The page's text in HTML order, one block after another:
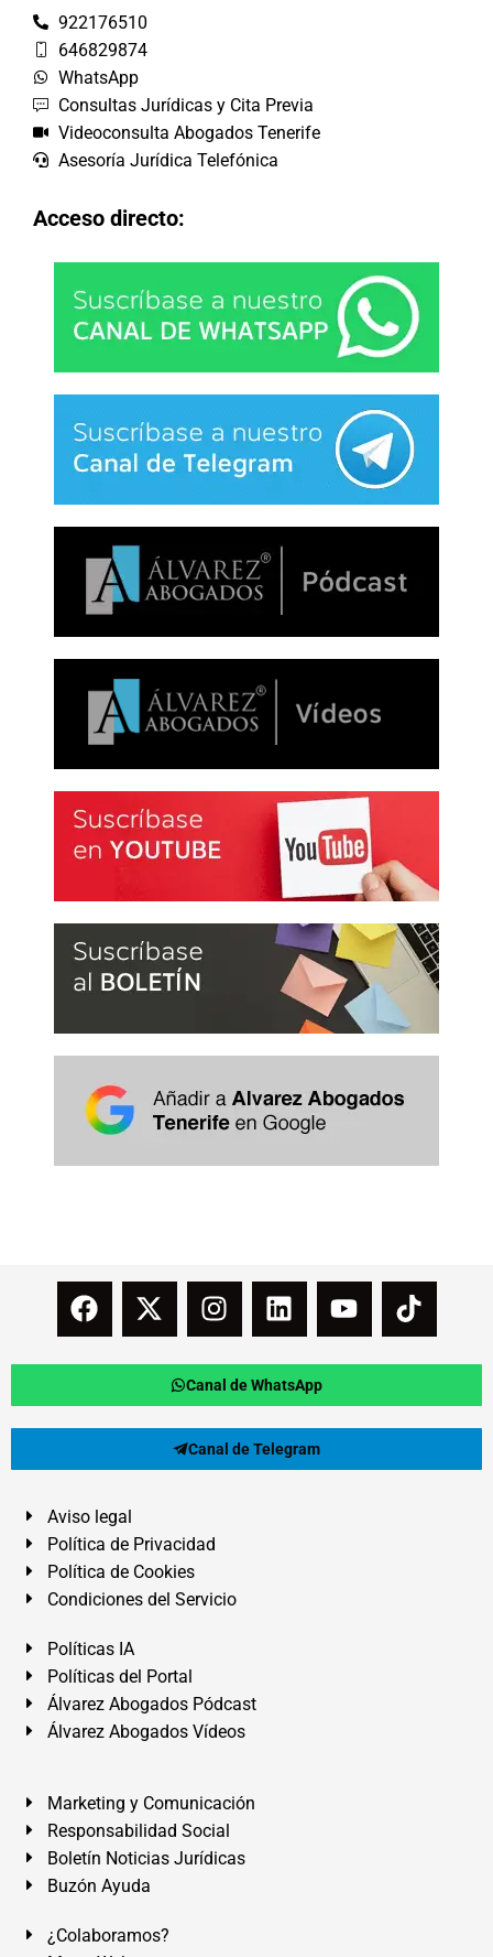
922176510
646829874
WhatsApp
Consultas Jurídicas y Cita Previa
Videoconsulta Abogados Tenerife
Asesoría Jurídica Telefónica
Acceso directo:
Canal de WhatsApp
Canal de Telegram
Aviso legal
Política de Privacidad
Política de Cookies
Condiciones del Servicio
Políticas IA
Políticas del Portal
Álvarez Abogados Pódcast
Álvarez Abogados Vídeos
Marketing y Comunicación
Responsabilidad Social
Boletín Noticias Jurídicas
Buzón Ayuda
¿Colaboramos?